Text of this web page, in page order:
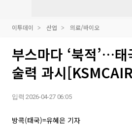
이투데이 산업 의료/바이오
부스마다 ‘북적’…
술력 과시
입력 2026-04-27 06:05
방콕(태국)=유혜은 기자